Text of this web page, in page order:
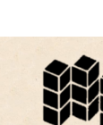
El
Programa